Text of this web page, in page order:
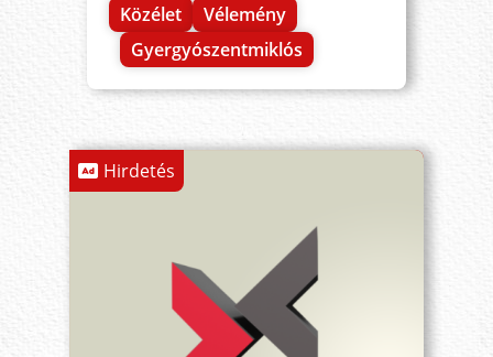
Közélet
Vélemény
Gyergyószentmiklós
Hirdetés